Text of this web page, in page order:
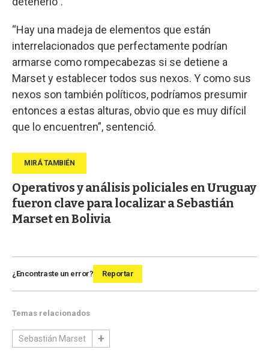
“Hay una madeja de elementos que están
interrelacionados que perfectamente podrían
armarse como rompecabezas si se detiene a
Marset y establecer todos sus nexos. Y como sus
nexos son también políticos, podríamos presumir
entonces a estas alturas, obvio que es muy difícil
que lo encuentren”, sentenció.
Operativos y análisis policiales en Uruguay
fueron clave para localizar a Sebastián
Marset en Bolivia
¿Encontraste un error? Reportar
Temas relacionados
Sebastián Marset